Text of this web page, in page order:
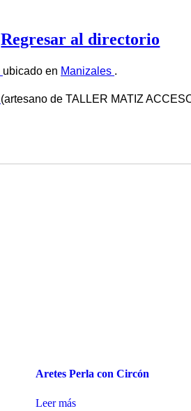
Regresar al directorio
ubicado en Manizales .
(artesano de TALLER MATIZ
Aretes Perla con Circón
Leer más